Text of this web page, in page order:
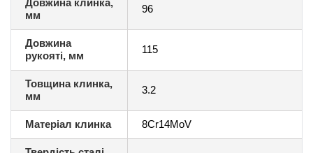
Довжина клинка,
мм
96
Довжина
рукояті, мм
115
Товщина клинка,
мм
3.2
Матеріал клинка 8Cr14MoV